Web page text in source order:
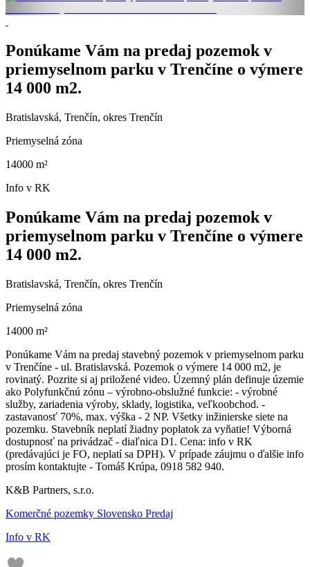
Ponúkame Vám na predaj pozemok v
priemyselnom parku v Trenčíne o výmere
14 000 m2.
Bratislavská, Trenčín, okres Trenčín
Priemyselná zóna
14000 m²
Info v RK
Ponúkame Vám na predaj pozemok v
priemyselnom parku v Trenčíne o výmere
14 000 m2.
Bratislavská, Trenčín, okres Trenčín
Priemyselná zóna
14000 m²
Ponúkame Vám na predaj stavebný pozemok v priemyselnom parku
v Trenčíne - ul. Bratislavská. Pozemok o výmere 14 000 m2, je
rovinatý. Pozrite si aj priložené video. Územný plán definuje územie
ako Polyfunkčnú zónu – výrobno-obslužné funkcie: - výrobné
služby, zariadenia výroby, sklady, logistika, veľkoobchod. -
zastavanosť 70%, max. výška - 2 NP. Všetky inžinierske siete na
pozemku. Stavebník neplatí žiadny poplatok za vyňatie! Výborná
dostupnosť na privádzač - diaľnica D1. Cena: info v RK
(predávajúci je FO, neplatí sa DPH). V prípade záujmu o ďalšie info
prosím kontaktujte - Tomáš Krúpa, 0918 582 940.
K&B Partners, s.r.o.
Komerčné pozemky Slovensko Predaj
Info v RK